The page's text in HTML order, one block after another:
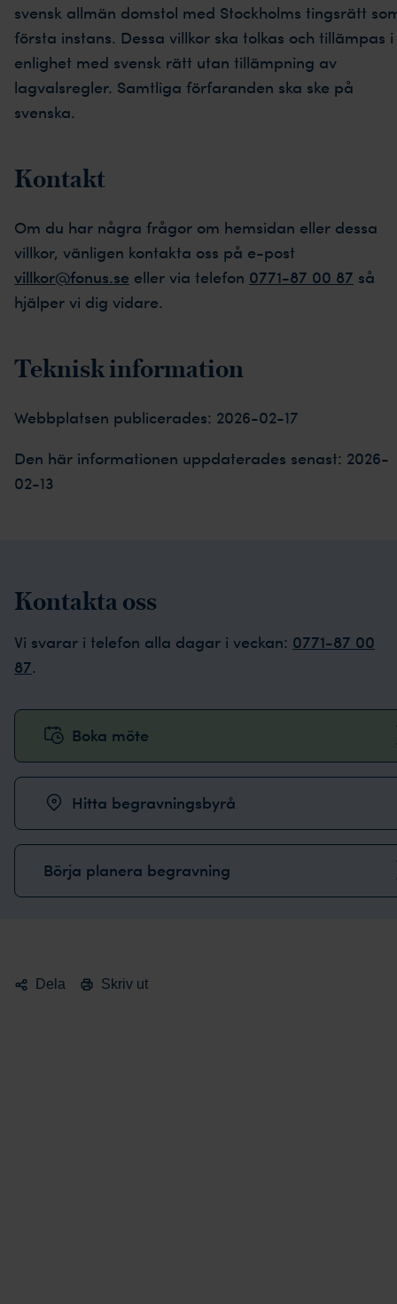
svensk allmän domstol med Stockholms tingsrätt
första instans. Dessa villkor ska tolkas och tillämpas i
enlighet med svensk rätt utan tillämpning av
lagvalsregler. Samtliga förfaranden ska ske på
svenska.
Kontakt
Om du har några frågor om hemsidan eller dessa
villkor, vänligen kontakta oss på e-post
villkor@fonus.se eller via telefon 0771-87 00 87 så
hjälper vi dig vidare.
Teknisk information
Webbplatsen publicerades: 2026-02-17
Den här informationen uppdaterades senast: 2026-
02-13
Kontakta oss
Vi svarar i telefon alla dagar i veckan: 0771-87 00
87.
Boka möte
Hitta begravningsbyrå
Börja planera begravning
Dela Skriv ut